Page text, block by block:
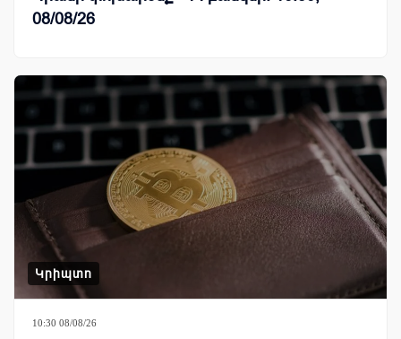
08/08/26
Կրիպտո
10:30 08/08/26